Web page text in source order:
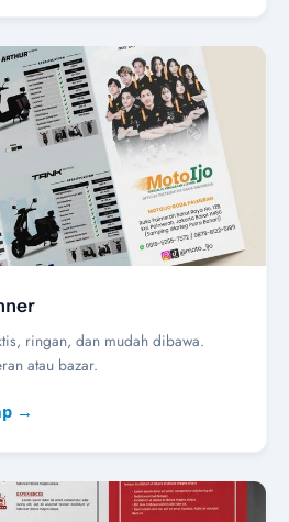
ringan, dan mudah dibawa.
atau bazar.
→